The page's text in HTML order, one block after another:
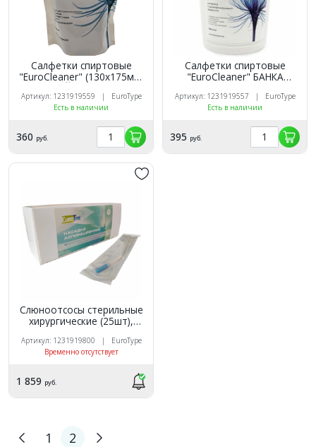
Салфетки спиртовые
"EuroCleaner" (130х175мм)
Eurotype (Маркированный)
Артикул: 1231919559 | EuroType
Есть в наличии
360 руб.
Салфетки спиртовые
"EuroCleaner" БАНКА
Eurotype (Маркированный)
Артикул: 1231919557 | EuroType
Есть в наличии
395 руб.
Слюноотсосы стерильные
хирургические (25шт),
Артикул: 1231919800 | EuroType
Временно отсутствует
1 859 руб.
1 2